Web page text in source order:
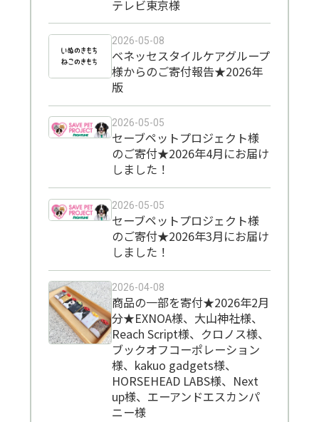
テレビ東京様
2026-05-08
ベネッセスタイルケアグループ
様からのご寄付報告★2026年
版
2026-05-05
セーブペットプロジェクト様
のご寄付★2026年4月にお届け
しました！
2026-05-05
セーブペットプロジェクト様
のご寄付★2026年3月にお届け
しました！
2026-04-08
商品の一部を寄付★2026年2月
分★EXNOA様、大山神社様、
Reach Script様、クロノス様、
ブックオフコーポレーション
様、kakuo gadgets様、
HORSEHEAD LABS様、Next
up様、エーアンドエスカンパ
ニー様